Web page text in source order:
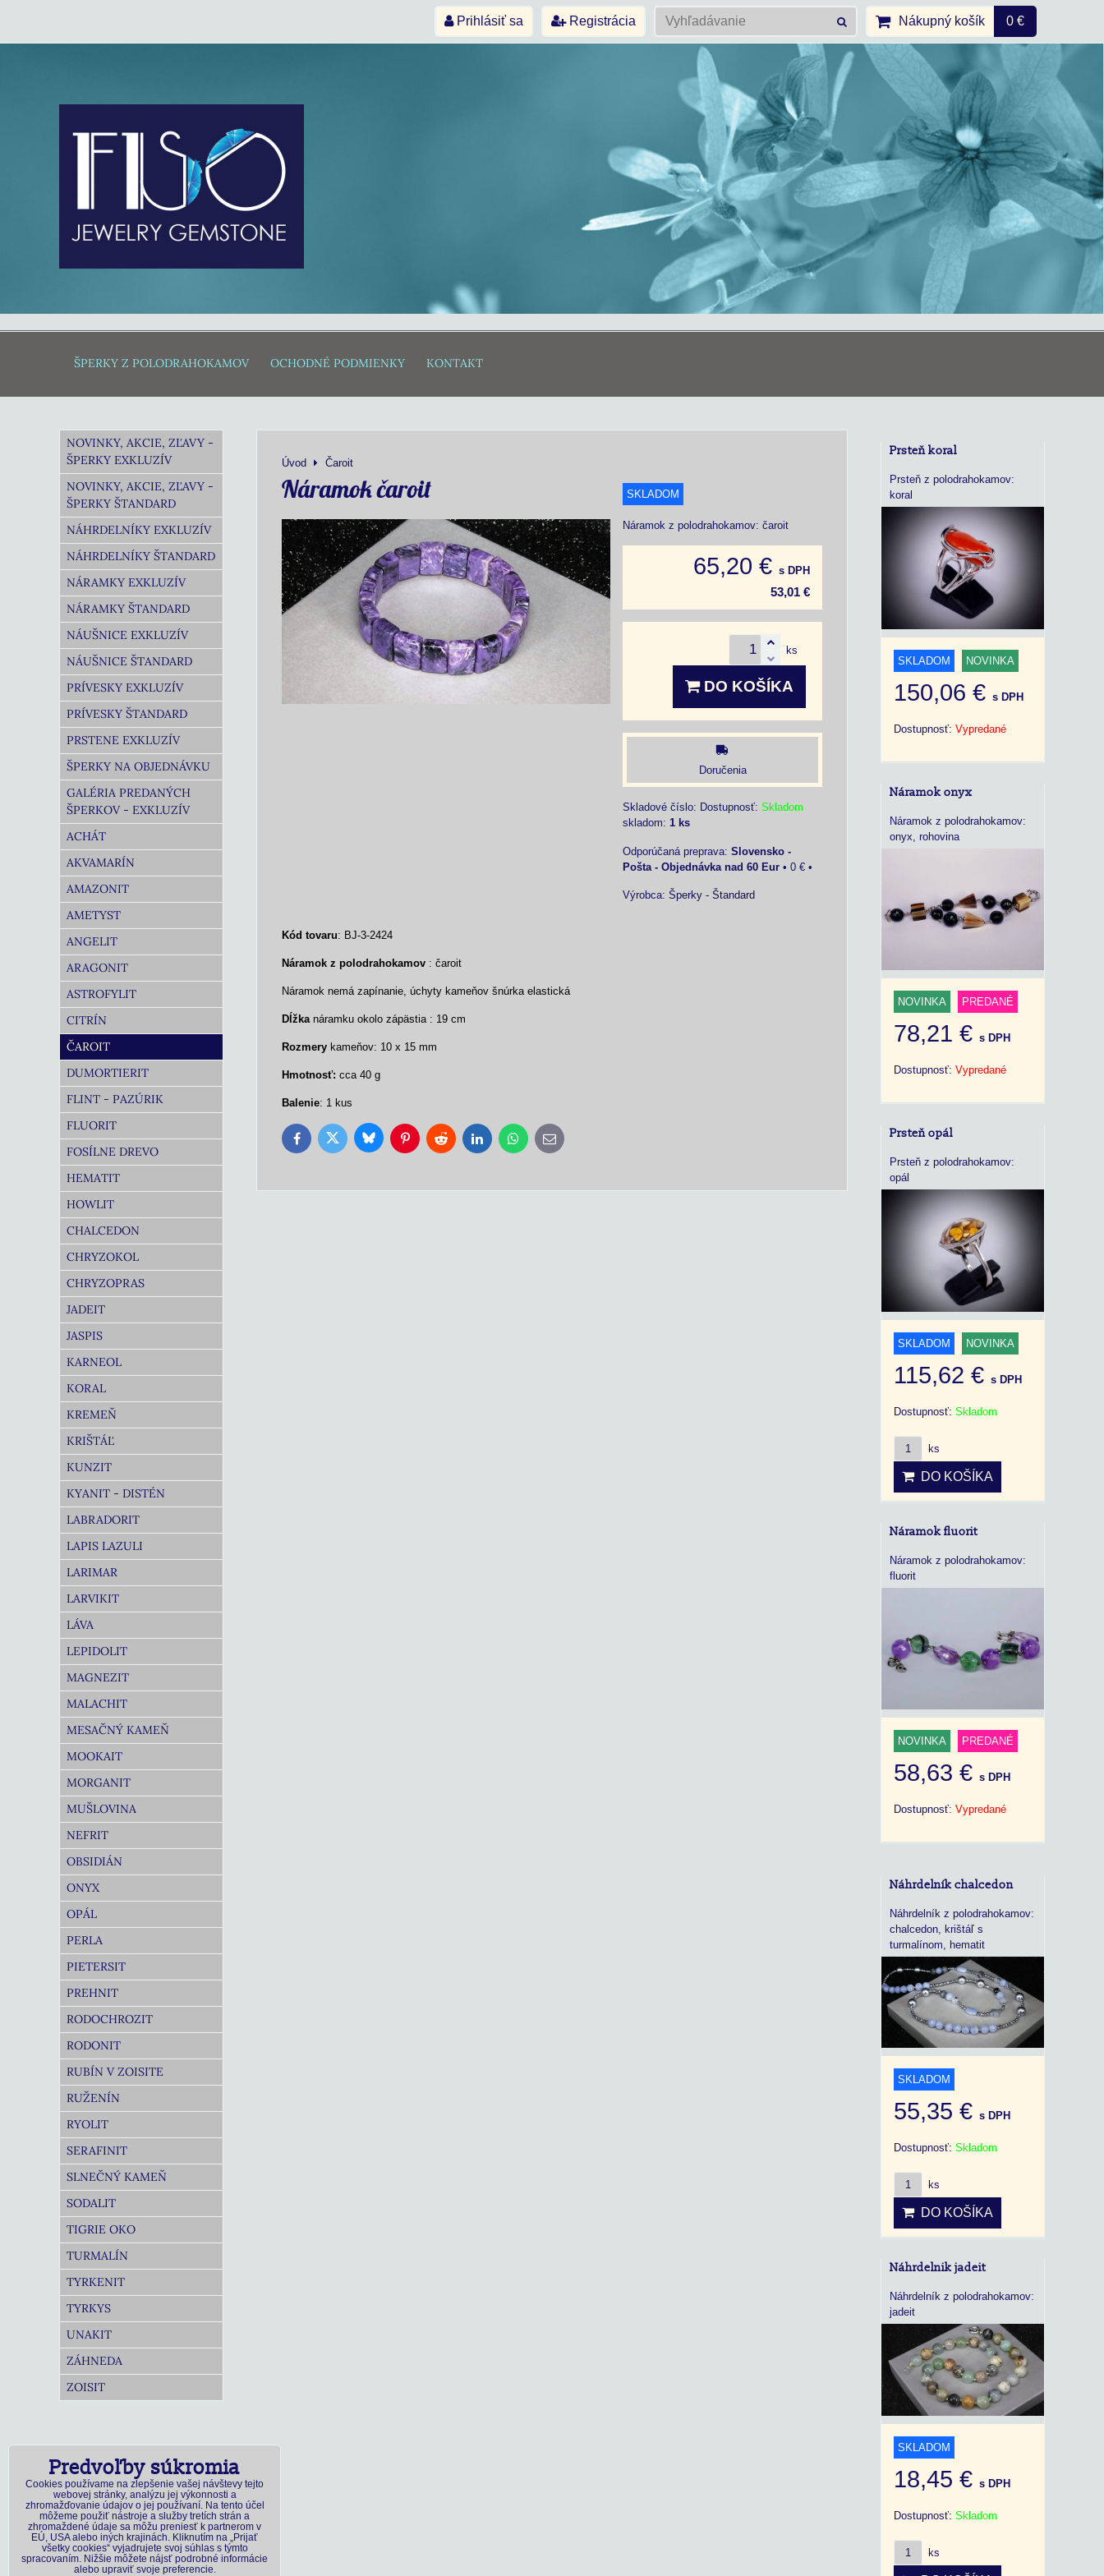
Prihlásiť sa Registrácia Nákupný košík 0 €
ŠPERKY Z POLODRAHOKAMOV OCHODNÉ PODMIENKY KONTAKT
Úvod Čaroit
Náramok čaroit SKLADOM
Náramok z polodrahokamov: čaroit
65,20 € s DPH
53,01 €
ks
DO KOŠÍKA
Doručenia
Skladové číslo: Dostupnosť: Skladom
skladom: 1 ks
Slovensko -
Pošta - Objednávka nad 60 Eur • 0 € •
Výrobca: Šperky - Štandard
Kód tovaru: BJ-3-2424
Náramok z polodrahokamov : čaroit
Náramok nemá zapínanie, úchyty kameňov šnúrka elastická
Dĺžkanáramku okolo zápästia : 19 cm
Rozmery kameňov: 10 x 15 mm
Hmotnosť: cca 40 g
Balenie: 1 kus
FacebookTwitter BlueskyPinterestReddit LinkedInWhatsApp
E-
mail
NOVINKY, AKCIE, ZĽAVY -
ŠPERKY EXKLUZÍV
NOVINKY, AKCIE, ZĽAVY -
ŠPERKY ŠTANDARD
NÁHRDELNÍKY EXKLUZÍV
NÁHRDELNÍKY ŠTANDARD
NÁRAMKY EXKLUZÍV
NÁRAMKY ŠTANDARD
NÁUŠNICE EXKLUZÍV
NÁUŠNICE ŠTANDARD
PRÍVESKY EXKLUZÍV
PRÍVESKY ŠTANDARD
PRSTENE EXKLUZÍV
ŠPERKY NA OBJEDNÁVKU
GALÉRIA PREDANÝCH
ŠPERKOV - EXKLUZÍV
ACHÁT
AKVAMARÍN
AMAZONIT
AMETYST
ANGELIT
ARAGONIT
ASTROFYLIT
CITRÍN
ČAROIT
DUMORTIERIT
FLINT - PAZÚRIK
FLUORIT
FOSÍLNE DREVO
HEMATIT
HOWLIT
CHALCEDON
CHRYZOKOL
CHRYZOPRAS
JADEIT
JASPIS
KARNEOL
KORAL
KREMEŇ
KRIŠTÁĽ
KUNZIT
KYANIT - DISTÉN
LABRADORIT
LAPIS LAZULI
LARIMAR
LARVIKIT
LÁVA
LEPIDOLIT
MAGNEZIT
MALACHIT
MESAČNÝ KAMEŇ
MOOKAIT
MORGANIT
MUŠLOVINA
NEFRIT
OBSIDIÁN
ONYX
OPÁL
PERLA
PIETERSIT
PREHNIT
RODOCHROZIT
RODONIT
RUBÍN V ZOISITE
RUŽENÍN
RYOLIT
SERAFINIT
SLNEČNÝ KAMEŇ
SODALIT
TIGRIE OKO
TURMALÍN
TYRKENIT
TYRKYS
UNAKIT
ZÁHNEDA
ZOISIT
Prsteň koral
Prsteň z polodrahokamov:
koral
SKLADOM NOVINKA
150,06 € s DPH
Dostupnosť: Vypredané
Náramok onyx
Náramok z polodrahokamov:
onyx, rohovina
NOVINKA PREDANÉ
78,21 € s DPH
Dostupnosť: Vypredané
Prsteň opál
Prsteň z polodrahokamov:
opál
SKLADOM NOVINKA
115,62 € s DPH
Dostupnosť: Skladom
ks
DO KOŠÍKA
Náramok fluorit
Náramok z polodrahokamov:
fluorit
NOVINKA PREDANÉ
58,63 € s DPH
Dostupnosť: Vypredané
Náhrdelník chalcedon
Náhrdelník z polodrahokamov:
chalcedon, krištáľ s
turmalínom, hematit
SKLADOM
55,35 € s DPH
Dostupnosť: Skladom
ks
DO KOŠÍKA
Náhrdelnik jadeit
Náhrdelník z polodrahokamov:
jadeit
SKLADOM
18,45 € s DPH
Dostupnosť: Skladom
ks
Predvoľby súkromia
Cookies používame na zlepšenie vašej návštevy tejto
webovej stránky, analýzu jej výkonnosti a
zhromažďovanie údajov o jej používaní. Na tento účel
môžeme použiť nástroje a služby tretích strán a
zhromaždené údaje sa môžu preniesť k partnerom v
EÚ, USA alebo iných krajinách. Kliknutím na „Prijať
všetky cookies“ vyjadrujete svoj súhlas s týmto
spracovaním. Nižšie môžete nájsť podrobné informácie
alebo upraviť svoje preferencie.